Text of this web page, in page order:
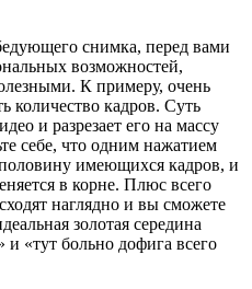
снимка, перед вами
возможностей,
К примеру, очень
количество кадров. Суть
и разрезает его на массу
себе, что одним нажатием
имеющихся кадров, и
в корне. Плюс всего
наглядно и вы сможете
золотая середина
и «тут больно дофига всего